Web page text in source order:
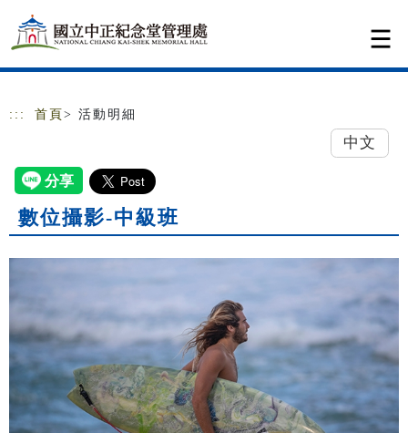
跳到主要內容
網站導覽
::: 首頁 > 活動明細
中文
數位攝影-中級班